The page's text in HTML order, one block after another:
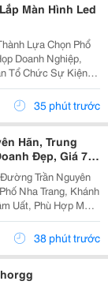
Màn Hình Led
Lựa Chọn Phổ
Doanh Nghiệp,
Tổ Chức Sự Kiện
Rõ Nét Và Ổn
Hệ Thống...
35 phút trước
Hãn, Trung
Đẹp, Giá 7,4
Trần Nguyên
Nha Trang, Khánh
Uất, Phù Hợp Mở
Hoặc Đầu Tư Cho
Thuê Lâu Dài. Thông Tin Chi Tiết. - Địa Chỉ: Số...
38 phút trước